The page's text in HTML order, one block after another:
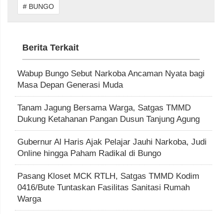
# BUNGO
Berita Terkait
Wabup Bungo Sebut Narkoba Ancaman Nyata bagi
Masa Depan Generasi Muda
Tanam Jagung Bersama Warga, Satgas TMMD
Dukung Ketahanan Pangan Dusun Tanjung Agung
Gubernur Al Haris Ajak Pelajar Jauhi Narkoba, Judi
Online hingga Paham Radikal di Bungo
Pasang Kloset MCK RTLH, Satgas TMMD Kodim
0416/Bute Tuntaskan Fasilitas Sanitasi Rumah
Warga